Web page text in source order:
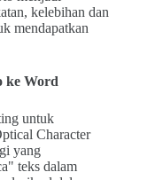
kelebihan dan
mendapatkan
ke Word
untuk
Character
yang
teks dalam